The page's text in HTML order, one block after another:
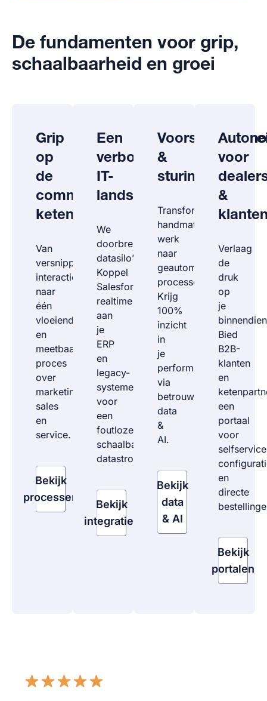
De fundamenten voor grip,
schaalbaarheid en groei
Grip
op
de
commerciële
keten
Van
versnipperde
interacties
naar
één
vloeiend
en
meetbaar
proces
over
marketing,
sales
en
service.
Bekijk
processen
Een
verbonden
IT-
landschap
We
doorbreken
datasilo’s.
Koppel
Salesforce
realtime
aan
je
ERP
en
legacy-
systemen
voor
een
foutloze,
schaalbare
datastroom.
Bekijk
integraties
&
sturing
Transformeer
handmatig
werk
naar
geautomatiseerde
processen.
Krijg
100%
inzicht
in
je
performance
via
betrouwbare
data
&
AI.
Bekijk
data
& AI
voor
&
Verlaag
de
druk
op
je
Bied
B2B-
klanten
en
een
portaal
voor
en
directe
Bekijk
portalen